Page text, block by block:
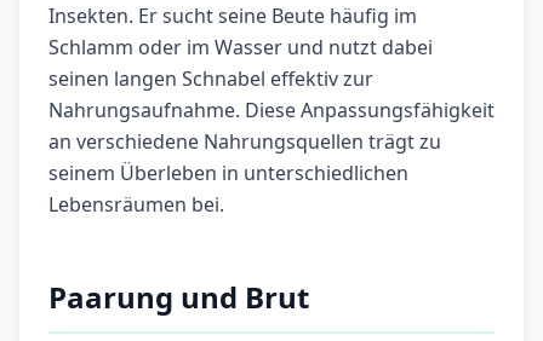
Insekten. Er sucht seine Beute häufig im
Schlamm oder im Wasser und nutzt dabei
seinen langen Schnabel effektiv zur
Nahrungsaufnahme. Diese Anpassungsfähigkeit
an verschiedene Nahrungsquellen trägt zu
seinem Überleben in unterschiedlichen
Lebensräumen bei.
Paarung und Brut